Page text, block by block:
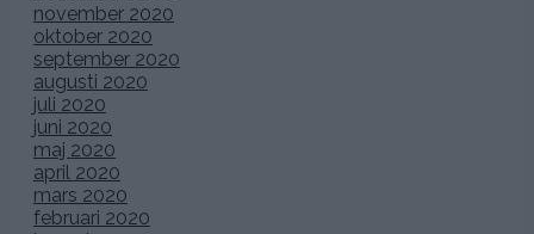
november 2020
oktober 2020
september 2020
augusti 2020
juli 2020
juni 2020
maj 2020
april 2020
mars 2020
februari 2020